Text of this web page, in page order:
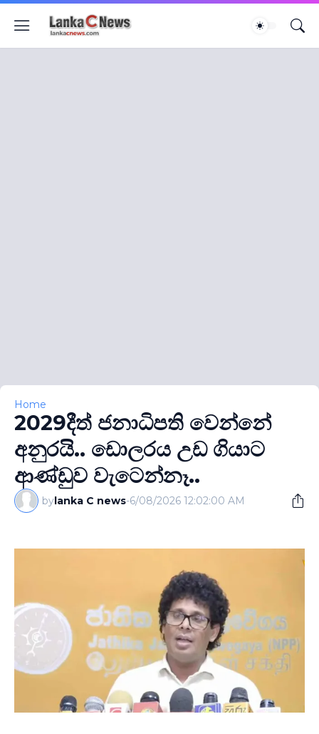
Home
2029දීත් ජනාධිපති වෙන්නේ
අනුරයි.. ඩොලරය උඩ ගියාට
ආණ්ඩුව වැටෙන්නෑ..
bylanka C news-6/08/2026 12:02:00 AM